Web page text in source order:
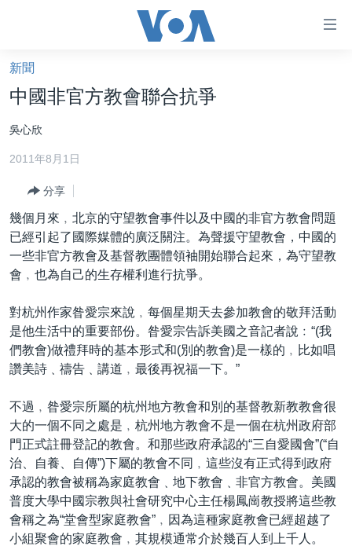
礙
鏈
接
跳
轉
跳
轉
航
跳
轉
到
檢
索
港澳
台灣
美中關係
海外港人
新聞自由
揭謊頻道
美國
中國
國際
視頻
每日視頻新聞
VOA 60秒 (國際)
美國專訊
視頻存檔
音頻
時事經緯
新聞音頻
海外港人
國語
關注我們
新聞
中國非官方教會聯合抗爭
吳心欣
2011年8月1日
分享
幾個月來﹐北京的守望教會事件以及中國的非官方教會問題
已經引起了國際媒體的廣泛關注。為聲援守望教會，中國的
一些非官方教會及基督教團體領袖開始聯合起來，為守望教
會﹐也為自己的生存權利進行抗爭。
對杭州作家昝愛宗來說﹐每個星期天去參加教會的敬拜活動
是他生活中的重要部份。昝愛宗告訴美國之音記者說﹕“(我
們教會)做禮拜時的基本形式和(別的教會)是一樣的﹐比如唱
讚美詩﹑禱告﹑講道﹐最後再祝福一下。”
不過﹐昝愛宗所屬的杭州地方教會和別的基督教新教教會很
大的一個不同之處是﹐杭州地方教會不是一個在杭州政府部
門正式註冊登記的教會。和那些政府承認的“三自愛國會”(“自
治、自養、自傳”)下屬的教會不同﹐這些沒有正式得到政府
承認的教會被稱為家庭教會﹑地下教會﹑非官方教會。美國
普度大學中國宗教與社會研究中心主任楊鳳崗教授將這些教
會稱之為“堂會型家庭教會”﹐因為這種家庭教會已經超越了
小組聚會的家庭教會﹐其規模通常介於幾百人到上千人。